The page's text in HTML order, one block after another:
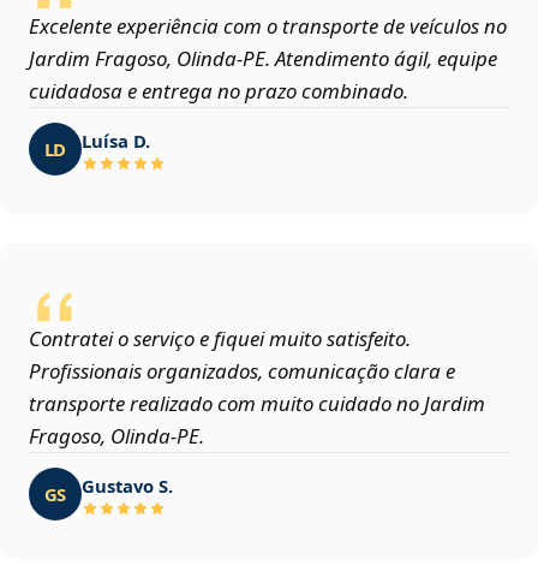
Excelente experiência com o transporte de veículos no
Jardim Fragoso, Olinda‑PE. Atendimento ágil, equipe
cuidadosa e entrega no prazo combinado.
LD Luísa D.
Contratei o serviço e fiquei muito satisfeito.
Profissionais organizados, comunicação clara e
transporte realizado com muito cuidado no Jardim
Fragoso, Olinda‑PE.
GS Gustavo S.